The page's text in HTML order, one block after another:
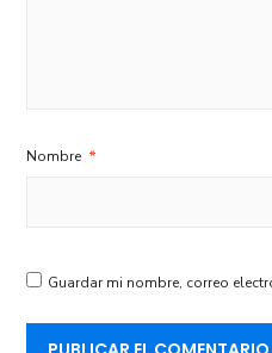
Nombre *
Guardar mi nombre, correo